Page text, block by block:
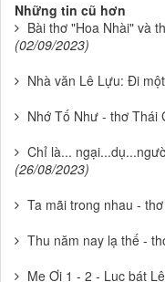
Những tin cũ hơn
Bài thơ "Hoa Nhài" và
(02/09/2023)
Nhà văn Lê Lựu: Đi
Nhớ Tố Như - thơ Thái
Chỉ là...
(26/08/2023)
Ta mãi trong nhau -
Thu năm nay lạ thế -
Mẹ Ơi 1 - 2 - Lục bát